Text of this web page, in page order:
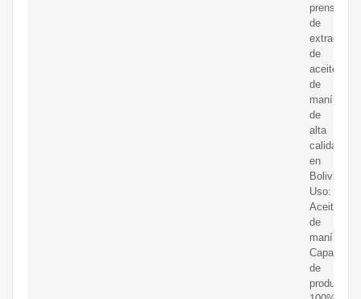
prensa
de
extracción
de
aceite
de
maní
de
alta
calidad
en
Bolivia.
Uso:
Aceite
de
maní;
Capacidad
de